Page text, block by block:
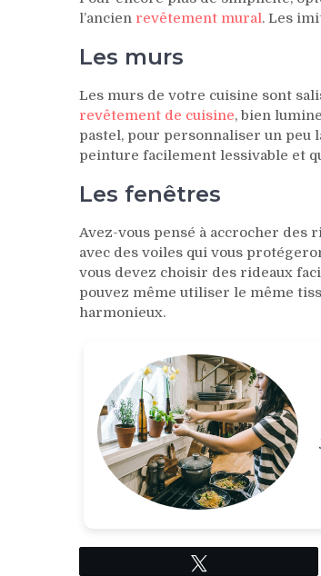
l’ancien revêtement mural. Les
Les murs
Les murs de votre cuisine sont
revêtement de cuisine, bien
pastel, pour personnaliser un peu
peinture facilement lessivable et
Les fenêtres
Avez-vous pensé à accrocher des
avec des voiles qui vous
vous devez choisir des rideaux
pouvez même utiliser le même
harmonieux.